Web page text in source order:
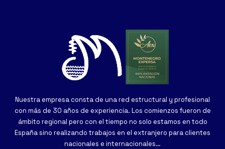
Nuestra empresa consta de una red estructural y profesional
con más de 30 años de experiencia. Los comienzos fueron de
ámbito regional pero con el tiempo no solo estamos en todo
España sino realizando trabajos en el extranjero para clientes
nacionales e internacionales…